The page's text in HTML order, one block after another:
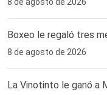
Boxeo le regaló tres
8 de agosto de 2026
La Vinotinto le ganó a